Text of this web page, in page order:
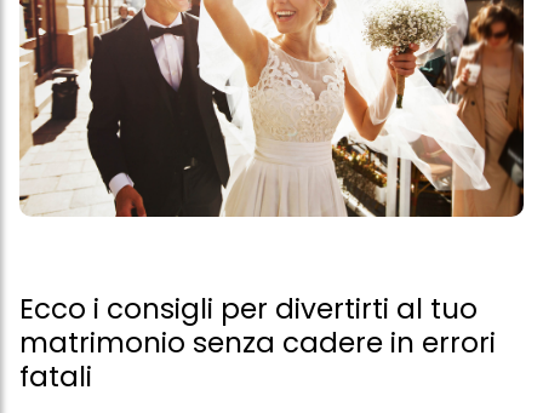
Ecco i consigli per divertirti al tuo
matrimonio senza cadere in errori
fatali